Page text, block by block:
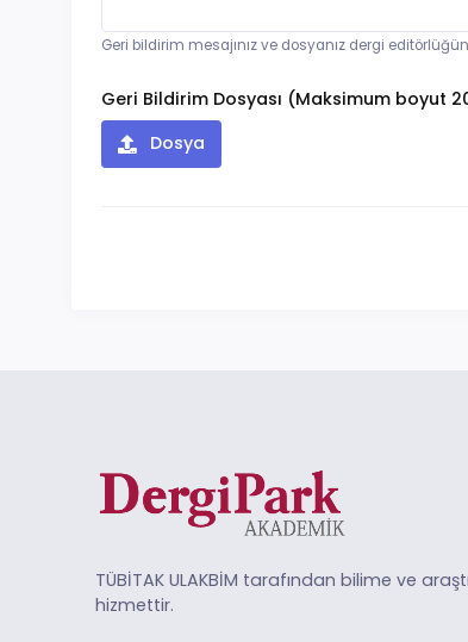
Geri bildirim mesajınız ve dosyanız dergi
Geri Bildirim Dosyası (Maksimum boyut
Dosya
TÜBİTAK ULAKBİM tarafından bilime ve
hizmettir.